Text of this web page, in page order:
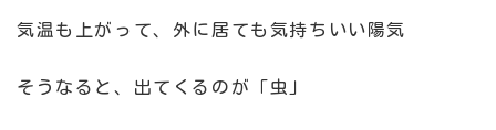
気温も上がって、外に居ても気持ちいい陽気
そうなると、出てくるのが「虫」